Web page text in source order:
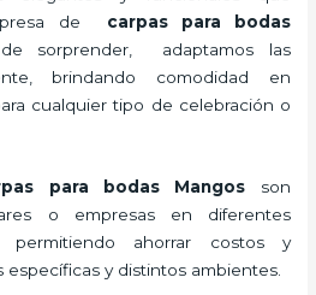
de carpas para bodas
sorprender, adaptamos las
brindando comodidad en
cualquier tipo de celebración o
para bodas Mangos son
o empresas en diferentes
permitiendo ahorrar costos y
y distintos ambientes.